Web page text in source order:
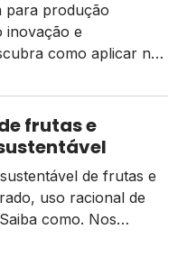
para produção
inovação e
como aplicar no
o planeta atingiu a
e esse quantitativo só
Diversas
frutas e
de frutas e
uso racional de
como. Nos